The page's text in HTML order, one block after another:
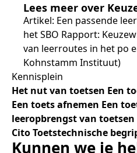
Lees meer over
Artikel: Een passende
het SBO Rapport:
van leerroutes in het po
Kohnstamm Instituut)
Kennisplein
Het nut van toetsen Een
Een toets afnemen Een
leeropbrengst van toetsen
CitoToetstechnische
Kunnen we je